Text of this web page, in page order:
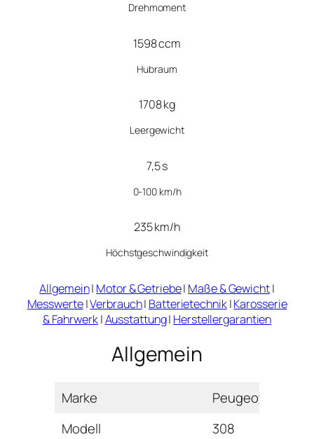
Drehmoment
1598 ccm
Hubraum
1708 kg
Leergewicht
7,5 s
0-100 km/h
235 km/h
Höchstgeschwindigkeit
Allgemein| Motor & Getriebe| Maße & Gewicht|
Messwerte|Verbrauch| Batterietechnik|Karosserie
& Fahrwerk|Ausstattung| Herstellergarantien
Allgemein
Marke
Peugeot
Modell
308